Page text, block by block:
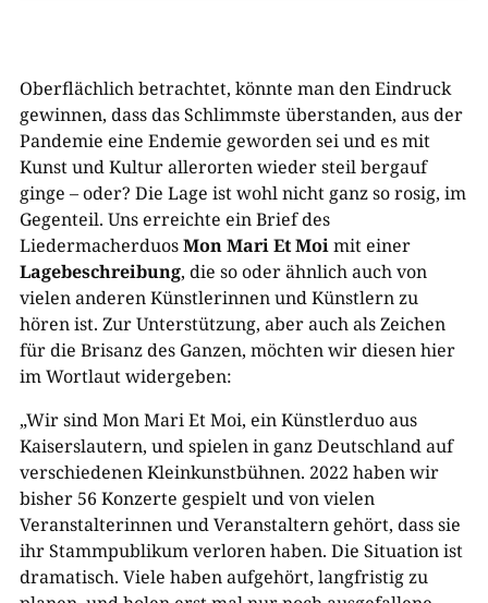
Oberflächlich betrachtet, könnte man den Eindruck
gewinnen, dass das Schlimmste überstanden, aus der
Pandemie eine Endemie geworden sei und es mit
Kunst und Kultur allerorten wieder steil bergauf
ginge – oder? Die Lage ist wohl nicht ganz so rosig, im
Gegenteil. Uns erreichte ein Brief des
LiedermacherduosMon Mari Et Moimit einer
Lagebeschreibung, die so oder ähnlich auch von
vielen anderen Künstlerinnen und Künstlern zu
hören ist. Zur Unterstützung, aber auch als Zeichen
für die Brisanz des Ganzen, möchten wir diesen hier
im Wortlaut widergeben:
„Wir sind Mon Mari Et Moi, ein Künstlerduo aus
Kaiserslautern, und spielen in ganz Deutschland auf
verschiedenen Kleinkunstbühnen. 2022 haben wir
bisher 56 Konzerte gespielt und von vielen
Veranstalterinnen und Veranstaltern gehört, dass sie
ihr Stammpublikum verloren haben. Die Situation ist
dramatisch. Viele haben aufgehört, langfristig zu